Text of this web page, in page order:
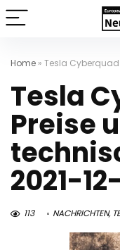
Home » Tesla Cyberquad
Tesla
Preise
2021-
113 NACHRICHTEN,